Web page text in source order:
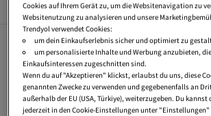
Beliebte Seiten
Strand Pareos Pareo Große Größen
Strandkleider Lang
Skater Bekleidung
Strandmode
Strandkleid Mini
Strand Röcke
Strandkleider Baumwolle
Cookies auf Ihrem Gerät zu, um die Websitenavigation zu
Websitenutzung zu analysieren und unsere
Trendyol verwendet Cookies:
um dein Einkaufserlebnis sicher und optimiert zu
um personalisierte Inhalte und Werbung anzubieten,
Einkaufsinteressen zugeschnitten sind.
Wenn du auf "Akzeptieren" klickst, erlaubst du uns, diese
genannten Zwecke zu verwenden und gegebenenfalls an
außerhalb der EU (USA, Türkiye), weiterzugeben. Du
jederzeit in den Cookie-Einstellungen unter